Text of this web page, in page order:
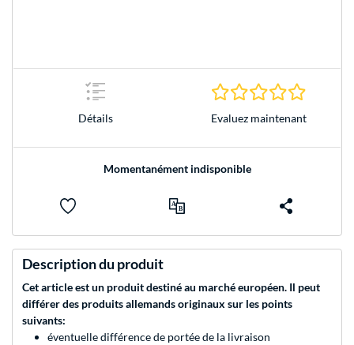
Détails Evaluez maintenant
Momentanément indisponible
Description du produit
Cet article est un produit destiné au marché européen. Il peut
différer des produits allemands originaux sur les points
suivants:
éventuelle différence de portée de la livraison